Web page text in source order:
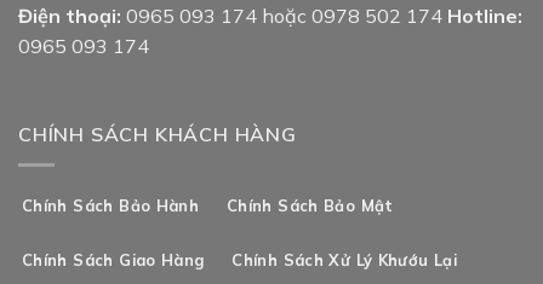
Điện thoại: 0965 093 174 hoặc 0978 502 174 Hotline:
0965 093 174
CHÍNH SÁCH KHÁCH HÀNG
Chính Sách Bảo Hành Chính Sách Bảo Mật
Chính Sách Giao Hàng Chính Sách Xử Lý Khướu Lại